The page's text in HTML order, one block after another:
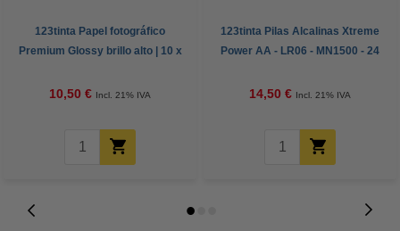
123tinta Papel fotográfico
Premium Glossy brillo alto | 10 x
10,50 € Incl. 21% IVA
123tinta Pilas Alcalinas Xtreme
Power AA - LR06 - MN1500 - 24
14,50 € Incl. 21% IVA